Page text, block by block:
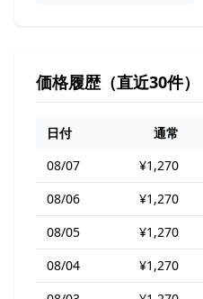
価格履歴（直近30件）
日付 通常
08/07
¥1,270
08/06
¥1,270
08/05
¥1,270
08/04
¥1,270